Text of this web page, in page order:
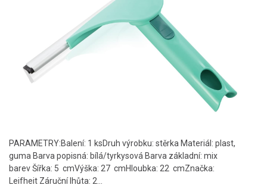
PARAMETRY:Balení: 1 ksDruh výrobku: stěrka Materiál: plast,
guma Barva popisná: bílá/tyrkysová Barva základní: mix
barev Šířka: 5 cmVýška: 27 cmHloubka: 22 cmZnačka:
Leifheit Záruční lhůta: 2...